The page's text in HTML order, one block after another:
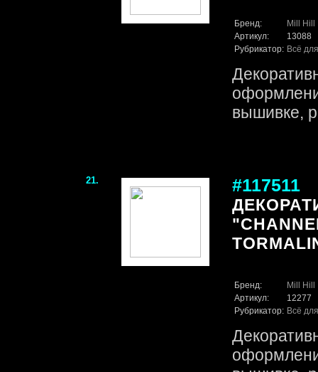
Бренд:
Mill Hill
Артикул:
13088
Рубрикатор: Всё
вышивке,
21. #117511
Бренд:
Mill Hill
Артикул:
12277
Рубрикатор: Всё